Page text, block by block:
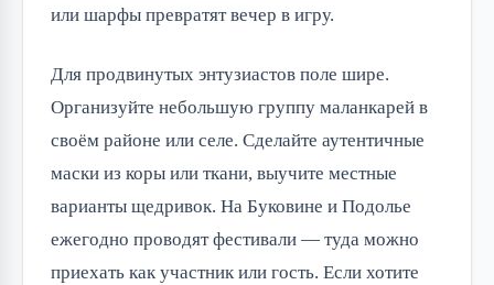
или шарфы превратят вечер в игру.
Для продвинутых энтузиастов поле шире.
Организуйте небольшую группу маланкарей в
своём районе или селе. Сделайте аутентичные
маски из коры или ткани, выучите местные
варианты щедривок. На Буковине и Подолье
ежегодно проводят фестивали — туда можно
приехать как участник или гость. Если хотите